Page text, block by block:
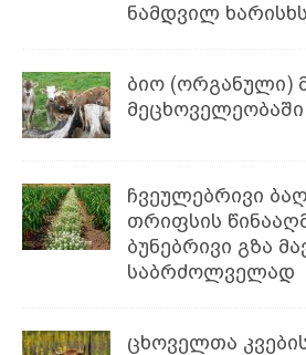
ნამდვილ
ბიო (ორგანული)
მეცხოველეობაში
ჩვეულებრივი
თრიფსის
ბუნებრივი გზა
საბრძოლველად
ცხოველთა